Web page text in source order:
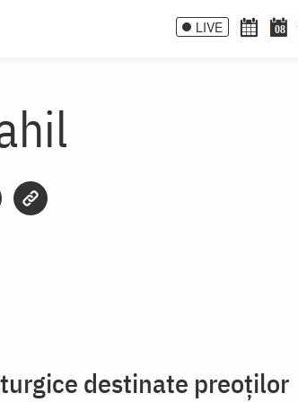
LIVE 08
destinate preoților